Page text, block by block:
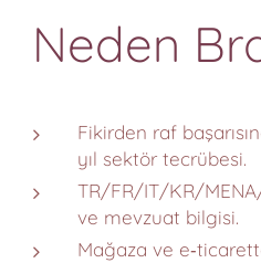
Neden
Fikirden raf
yıl sektör tecrübesi.
TR/FR/IT/KR/
ve mevzuat bilgisi.
Mağaza ve